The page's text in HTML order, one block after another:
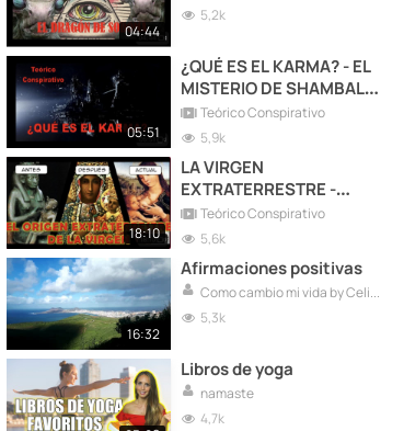
04:44
5,2k
05:51
¿QUÉ ES EL KARMA? - EL
MISTERIO DE SHAMBALLA
RESUELTO
Teórico Conspirativo
5,9k
18:10
LA VIRGEN
EXTRATERRESTRE -
PARTE 2
Teórico Conspirativo
5,6k
16:32
Afirmaciones positivas
Como cambio mi vida by Celia González
5,3k
Libros de yoga
namaste
4,7k